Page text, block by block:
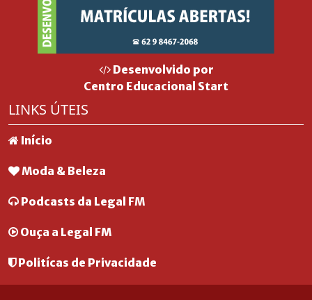
Desenvolvido por
Centro Educacional Start
LINKS ÚTEIS
Início
Moda & Beleza
Podcasts da Legal FM
Ouça a Legal FM
Politícas de Privacidade